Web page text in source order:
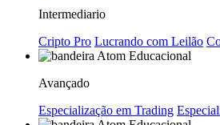
Intermediario
Cripto Pro Lucrando com Leilão
Avançado
Especialização em Trading